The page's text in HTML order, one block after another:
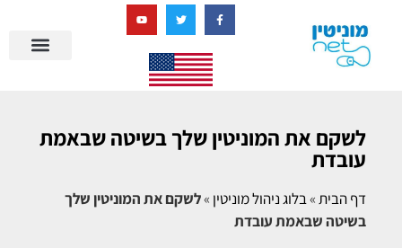
לשקם את המוניטין שלך בשיטה שבאמת
עובדת
דף הבית»בלוג ניהול מוניטין »לשקם את המוניטין שלך
בשיטה שבאמת עובדת